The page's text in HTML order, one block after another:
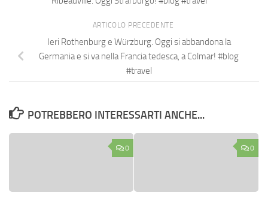
ARTICOLO PRECEDENTE
Ieri Rothenburg e Würzburg. Oggi si abbandona la
Germania e si va nella Francia tedesca, a Colmar! #blog
#travel
POTREBBERO INTERESSARTI ANCHE...
0 0